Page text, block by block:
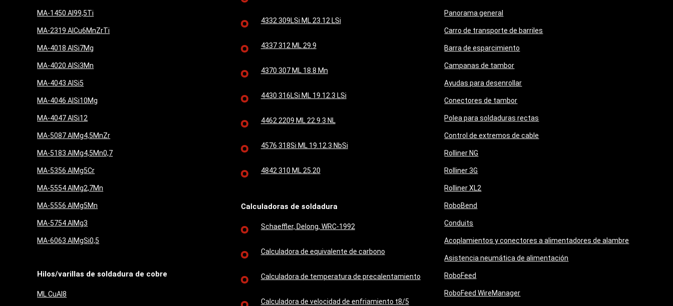
MA-1450 Al99,5Ti
MA-2319 AlCu6MnZrTi
MA-4018 AlSi7Mg
MA-4020 AlSi3Mn
MA-4043 AlSi5
MA-4046 AlSi10Mg
MA-4047 AlSi12
MA-5087 AlMg4,5MnZr
MA-5183 AlMg4,5Mn0,7
MA-5356 AlMg5Cr
MA-5554 AlMg2,7Mn
MA-5556 AlMg5Mn
MA-5754 AlMg3
MA-6063 AlMgSi0,5
Hilos/varillas de soldadura de cobre
ML CuAl8
4332 309LSi ML 23.12 LSi
4337 312 ML 29.9
4370 307 ML 18.8 Mn
4430 316LSi ML 19.12.3 LSi
4462 2209 ML 22.9.3 NL
4576 318Si ML 19.12.3 NbSi
4842 310 ML 25.20
Calculadoras de soldadura
Schaeffler, Delong, WRC-1992
Calculadora de equivalente de carbono
Calculadora de temperatura de precalentamiento
Calculadora de velocidad de enfriamiento t8/5
Panorama general
Carro de transporte de barriles
Barra de esparcimiento
Campanas de tambor
Ayudas para desenrollar
Conectores de tambor
Polea para soldaduras rectas
Control de extremos de cable
Rolliner NG
Rolliner 3G
Rolliner XL2
RoboBend
Conduits
Acoplamientos y conectores a alimentadores de alambre
Asistencia neumática de alimentación
RoboFeed
RoboFeed WireManager